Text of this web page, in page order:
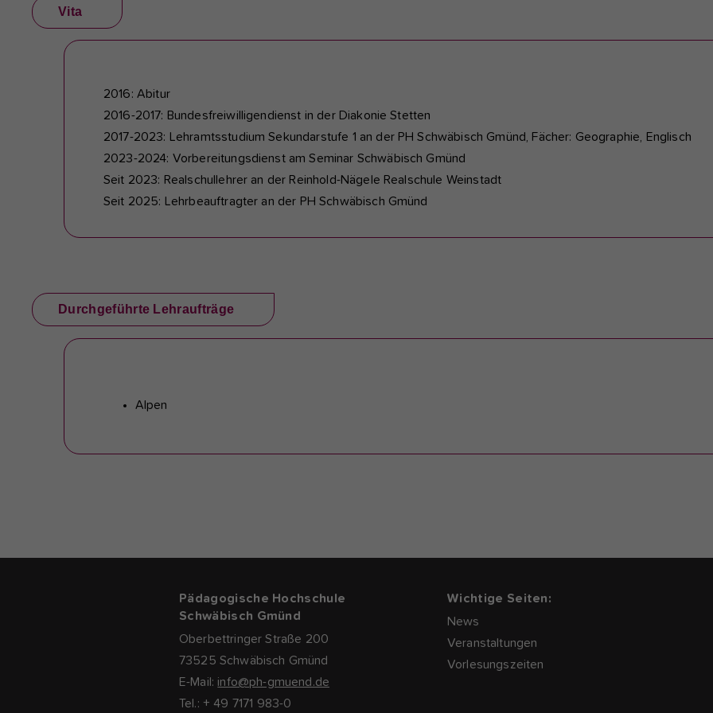
Vita
2016: Abitur
2016-2017: Bundesfreiwilligendienst in der Diakonie Stetten
2017-2023: Lehramtsstudium Sekundarstufe 1 an der PH Schwäbisch Gmünd, Fächer: Geographie, Englisch
2023-2024: Vorbereitungsdienst am Seminar Schwäbisch Gmünd
Seit 2023: Realschullehrer an der Reinhold-Nägele Realschule Weinstadt
Seit 2025: Lehrbeauftragter an der PH Schwäbisch Gmünd
Durchgeführte Lehraufträge
Alpen
Pädagogische Hochschule
Schwäbisch Gmünd
Oberbettringer Straße 200
73525 Schwäbisch Gmünd
E-Mail: info@ph-gmuend.de
Tel.: + 49 7171 983-0
Wichtige Seiten:
News
Veranstaltungen
Vorlesungszeiten